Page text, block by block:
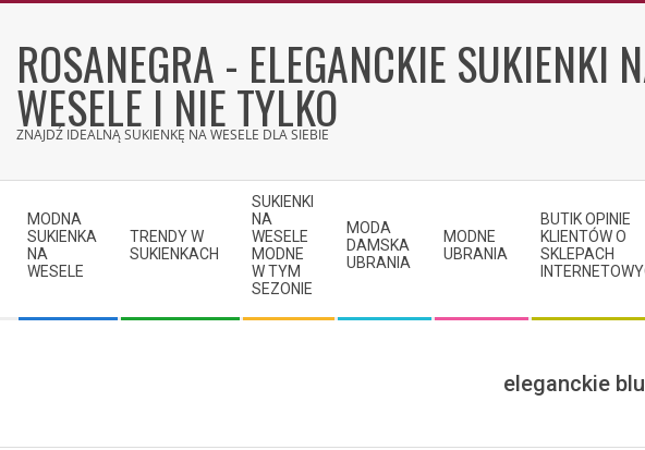
contentROSANEGRA - ELEGANCKIE SUKIENKI
WESELE I NIE TYLKO
ZNAJDŹ IDEALNĄ SUKIENKĘ NA WESELE DLA SIEBIE
Navigation
Menu
MODNA
SUKIENKA
NA
WESELE
TRENDY W
SUKIENKACH
SUKIENKI
NA
WESELE
MODNE
W TYM
SEZONIE
MODA
DAMSKA
UBRANIA
MODNE
UBRANIA
BUTIK OPINIE
KLIENTÓW O
SKLEPACH
eleganckie